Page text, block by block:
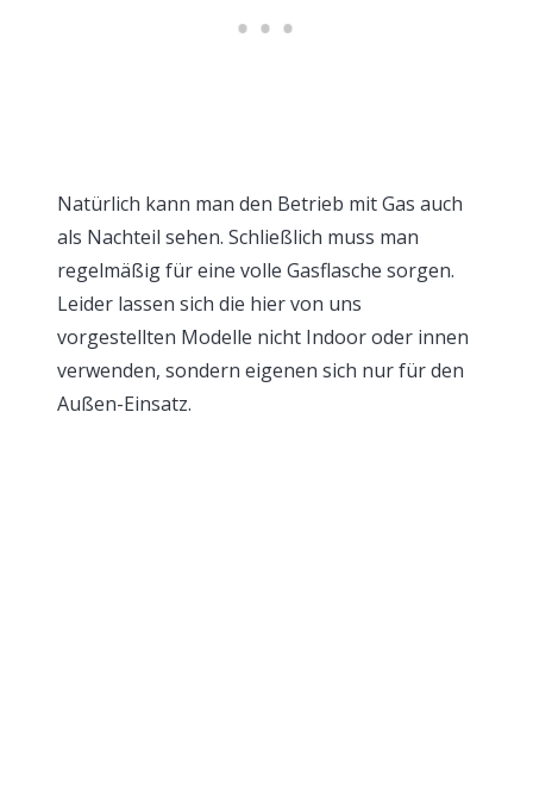
Natürlich kann man den Betrieb mit Gas auch
als Nachteil sehen. Schließlich muss man
regelmäßig für eine volle Gasflasche sorgen.
Leider lassen sich die hier von uns
vorgestellten Modelle nicht Indoor oder innen
verwenden, sondern eigenen sich nur für den
Außen-Einsatz.